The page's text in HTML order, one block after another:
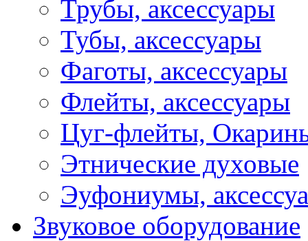
Трубы, аксессуары
Тубы, аксессуары
Фаготы, аксессуары
Флейты, аксессуары
Цуг-флейты,
Этнические духовые
Эуфониумы,
Звуковое оборудование